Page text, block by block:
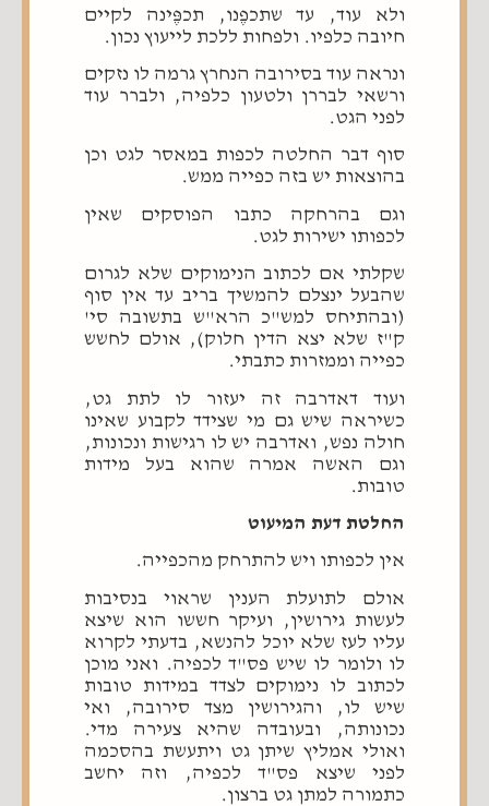
ולא עוד, עד שתכפֶנו, תכפֶּינה לקיים
חיובה כלפיו. ולפחות ללכת לייעוץ נכון.
ונראה עוד בסירובה הנחרץ גרמה לו נזקים
ורשאי לבררן ולטעון כלפיה, ולברר עוד
לפני הגט.
סוף דבר החלטה לכפות במאסר לגט וכן
בהוצאות יש בזה כפייה ממש.
וגם בהרחקה כתבו הפוסקים שאין
לכפותו ישירות לגט.
שקלתי אם לכתוב הנימוקים שלא לגרום
שהבעל ינצלם להמשיך בריב עד אין סוף
(ובהתיחס למש"כ הרא"ש בתשובה סי'
ק"ז שלא יצא הדין חלוק), אולם לחשש
כפייה וממזרות כתבתי.
ועוד דאדרבה זה יעזור לו לתת גט,
כשיראה שיש גם מי שצידד לקבוע שאינו
חולה נפש, ואדרבה יש לו רגישות ונכונות,
וגם האשה אמרה שהוא בעל מידות
טובות.
החלטת דעת המיעוט
אין לכפותו ויש להתרחק מהכפייה.
אולם לתועלת הענין שראוי בנסיבות
לעשות גירושין, ועיקר חששו הוא שיצא
עליו לעז שלא יוכל להנשא, בדעתי לקרוא
לו ולומר לו שיש פס"ד לכפיה. ואני מוכן
לכתוב לו נימוקים לצדד במידות טובות
שיש לו, והגירושין מצד סירובה, ואי
נכונותה, ובעובדה שהיא צעירה מדי.
ואולי אמליץ שיתן גט ויתעשת בהסכמה
לפני שיצא פס"ד לכפיה, וזה יחשב
כתמורה למתן גט ברצון.